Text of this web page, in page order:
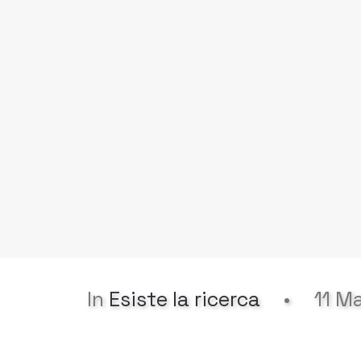
In Esiste la ricerca • 11